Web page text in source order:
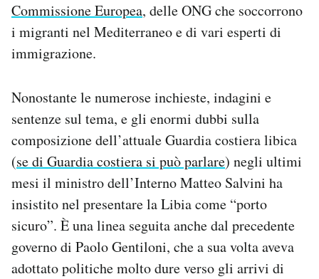
Commissione Europea, delle ONG che soccorrono
i migranti nel Mediterraneo e di vari esperti di
immigrazione.
Nonostante le numerose inchieste, indagini e
sentenze sul tema, e gli enormi dubbi sulla
composizione dell’attuale Guardia costiera libica
(se di Guardia costiera si può parlare) negli ultimi
mesi il ministro dell’Interno Matteo Salvini ha
insistito nel presentare la Libia come “porto
sicuro”. È una linea seguita anche dal precedente
governo di Paolo Gentiloni, che a sua volta aveva
adottato politiche molto dure verso gli arrivi di